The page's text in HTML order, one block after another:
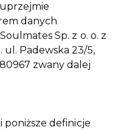
danych
Sp. z o. o. z
Padewska 23/5,
zwany dalej
poniższe definicje